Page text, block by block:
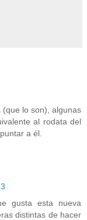
(que lo son), algunas
al rodata del
a él.
gusta esta nueva
distintas de hacer